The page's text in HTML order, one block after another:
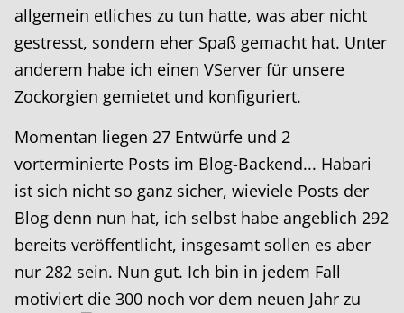
allgemein etliches zu tun hatte, was aber nicht
gestresst, sondern eher Spaß gemacht hat. Unter
anderem habe ich einen VServer für unsere
Zockorgien gemietet und konfiguriert.
Momentan liegen 27 Entwürfe und 2
vorterminierte Posts im Blog-Backend... Habari
ist sich nicht so ganz sicher, wieviele Posts der
Blog denn nun hat, ich selbst habe angeblich 292
bereits veröffentlicht, insgesamt sollen es aber
nur 282 sein. Nun gut. Ich bin in jedem Fall
motiviert die 300 noch vor dem neuen Jahr zu